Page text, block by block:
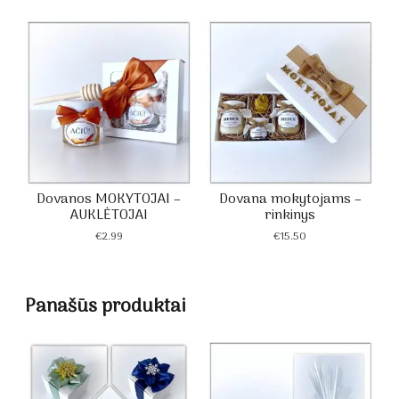
Dovanos MOKYTOJAI –
AUKLĖTOJAI
€2.99
Dovana mokytojams –
rinkinys
€15.50
Panašūs produktai